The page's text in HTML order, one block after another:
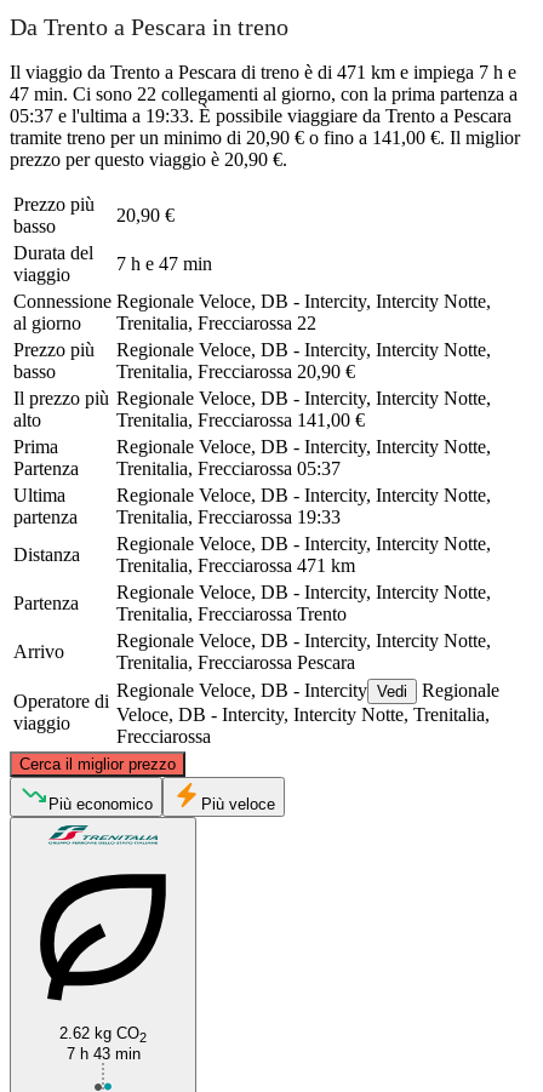
Da Trento a Pescara in treno
Il viaggio da Trento a Pescara di treno è di 471 km e impiega 7 h e
47 min. Ci sono 22 collegamenti al giorno, con la prima partenza a
05:37 e l'ultima a 19:33. È possibile viaggiare da Trento a Pescara
tramite treno per un minimo di 20,90 € o fino a 141,00 €. Il miglior
prezzo per questo viaggio è 20,90 €.
Prezzo più
basso
20,90 €
Durata del
viaggio
7 h e 47 min
Connessione
al giorno
Regionale Veloce, DB - Intercity, Intercity Notte,
Trenitalia, Frecciarossa 22
Prezzo più
basso
Regionale Veloce, DB - Intercity, Intercity Notte,
Trenitalia, Frecciarossa 20,90 €
Il prezzo più
alto
Regionale Veloce, DB - Intercity, Intercity Notte,
Trenitalia, Frecciarossa 141,00 €
Prima
Partenza
Regionale Veloce, DB - Intercity, Intercity Notte,
Trenitalia, Frecciarossa 05:37
Ultima
partenza
Regionale Veloce, DB - Intercity, Intercity Notte,
Trenitalia, Frecciarossa 19:33
Distanza
Regionale Veloce, DB - Intercity, Intercity Notte,
Trenitalia, Frecciarossa 471 km
Partenza
Regionale Veloce, DB - Intercity, Intercity Notte,
Trenitalia, Frecciarossa Trento
Arrivo
Regionale Veloce, DB - Intercity, Intercity Notte,
Trenitalia, Frecciarossa Pescara
Operatore di
viaggio
Regionale Veloce, DB - Intercity Vedi
Regionale
Veloce, DB - Intercity, Intercity Notte, Trenitalia,
Frecciarossa
Cerca il miglior prezzo
Trento
Più economico Più veloce
2.62 kg CO2
7 h 43 min